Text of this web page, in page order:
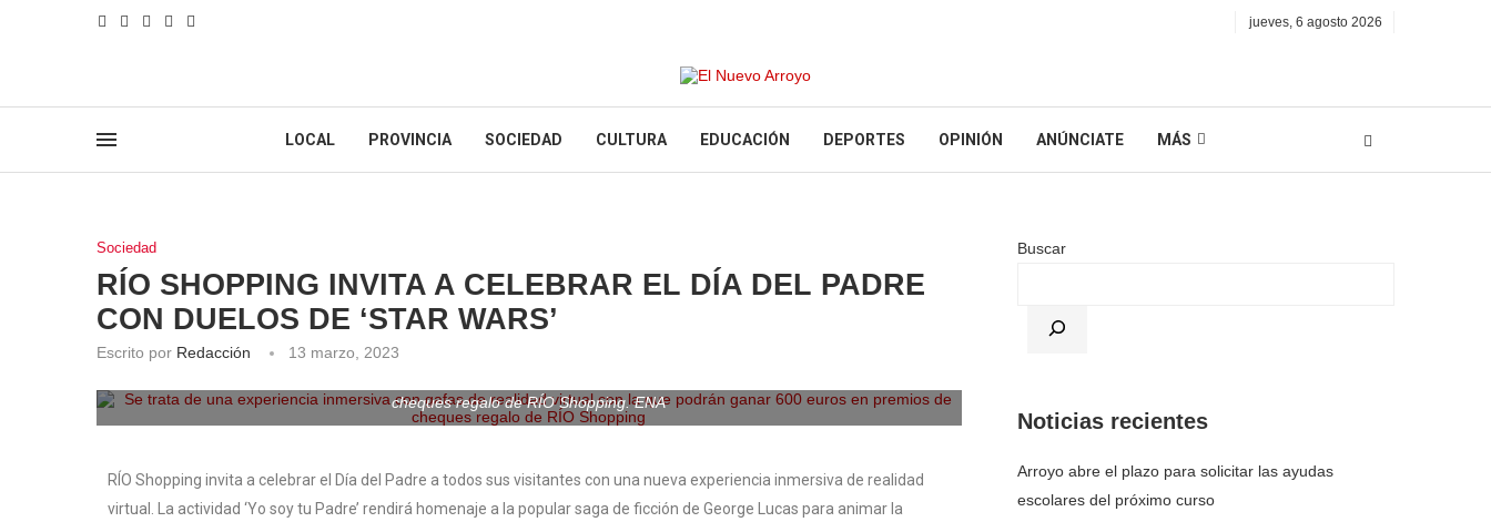
jueves, 6 agosto 2026
LOCAL PROVINCIA SOCIEDAD CULTURA EDUCACIÓN DEPORTES OPINIÓN ANÚNCIATE MÁS
Sociedad
RÍO SHOPPING INVITA A CELEBRAR EL DÍA DEL PADRE
CON DUELOS DE ‘STAR WARS’
Escrito por Redacción
13 marzo, 2023
cheques regalo de RÍO Shopping. ENA
RÍO Shopping invita a celebrar el Día del Padre a todos sus visitantes con una nueva experiencia inmersiva de realidad
virtual. La actividad ‘Yo soy tu Padre’ rendirá homenaje a la popular saga de ficción de George Lucas para animar la
Buscar
Noticias recientes
Arroyo abre el plazo para solicitar las ayudas
escolares del próximo curso